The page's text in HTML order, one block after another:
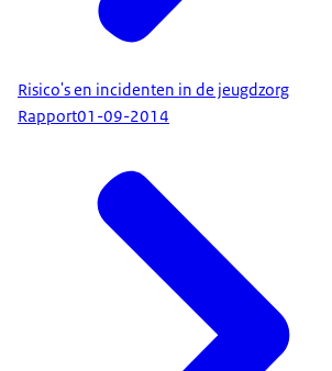
Risico's en incidenten in de jeugdzorg
Rapport01-09-2014